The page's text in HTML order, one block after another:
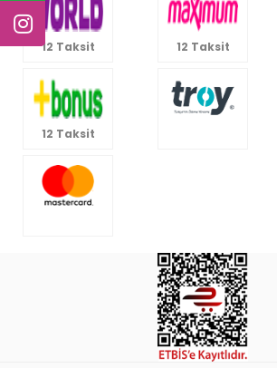
12 Taksit 12 Taksit
12 Taksit